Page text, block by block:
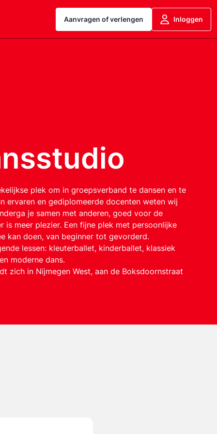
Aanvragen of verlengen Inloggen
plek om in groepsverband te dansen en te
ervaren en gediplomeerde docenten weten wij
je samen met anderen, goed voor de
is meer plezier. Een fijne plek met persoonlijke
kan doen, van beginner tot gevorderd.
lessen: kleuterballet, kinderballet, klassiek
moderne dans.
zich in Nijmegen West, aan de Boksdoornstraat